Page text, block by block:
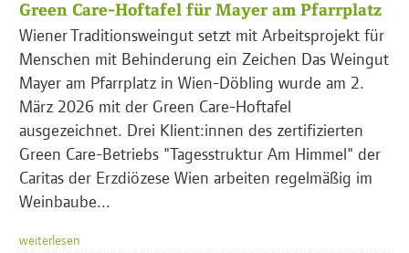
Green Care-Hoftafel für Mayer am Pfarrplatz
Wiener Traditionsweingut setzt mit Arbeitsprojekt für
Menschen mit Behinderung ein Zeichen Das Weingut
Mayer am Pfarrplatz in Wien-Döbling wurde am 2.
März 2026 mit der Green Care-Hoftafel
ausgezeichnet. Drei Klient:innen des zertifizierten
Green Care-Betriebs "Tagesstruktur Am Himmel" der
Caritas der Erzdiözese Wien arbeiten regelmäßig im
Weinbaube...
weiterlesen